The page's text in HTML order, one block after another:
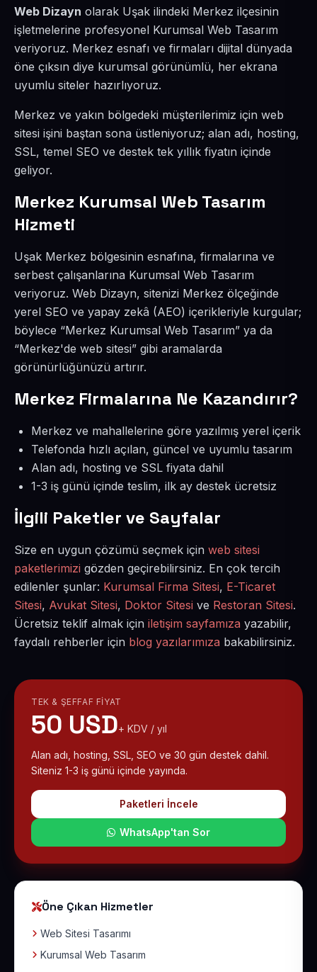
Web Dizayn olarak Uşak ilindeki Merkez ilçesinin
işletmelerine profesyonel Kurumsal Web Tasarım
veriyoruz. Merkez esnafı ve firmaları dijital dünyada
öne çıksın diye kurumsal görünümlü, her ekrana
uyumlu siteler hazırlıyoruz.
Merkez ve yakın bölgedeki müşterilerimiz için web
sitesi işini baştan sona üstleniyoruz; alan adı, hosting,
SSL, temel SEO ve destek tek yıllık fiyatın içinde
geliyor.
Merkez Kurumsal Web Tasarım
Hizmeti
Uşak Merkez bölgesinin esnafına, firmalarına ve
serbest çalışanlarına Kurumsal Web Tasarım
veriyoruz. Web Dizayn, sitenizi Merkez ölçeğinde
yerel SEO ve yapay zekâ (AEO) içerikleriyle kurgular;
böylece “Merkez Kurumsal Web Tasarım” ya da
“Merkez'de web sitesi” gibi aramalarda
görünürlüğünüzü artırır.
Merkez Firmalarına Ne Kazandırır?
Merkez ve mahallelerine göre yazılmış yerel içerik
Telefonda hızlı açılan, güncel ve uyumlu tasarım
Alan adı, hosting ve SSL fiyata dahil
1-3 iş günü içinde teslim, ilk ay destek ücretsiz
İlgili Paketler ve Sayfalar
Size en uygun çözümü seçmek için web sitesi
paketlerimizi gözden geçirebilirsiniz. En çok tercih
edilenler şunlar: Kurumsal Firma Sitesi, E-Ticaret
Sitesi, Avukat Sitesi, Doktor Sitesi ve Restoran Sitesi.
Ücretsiz teklif almak için iletişim sayfamıza yazabilir,
faydalı rehberler için blog yazılarımıza bakabilirsiniz.
TEK & ŞEFFAF FIYAT
50 USD+ KDV / yıl
Alan adı, hosting, SSL, SEO ve 30 gün destek dahil.
Siteniz 1-3 iş günü içinde yayında.
Paketleri İncele
WhatsApp'tan Sor
Öne Çıkan Hizmetler
Web Sitesi Tasarımı
Kurumsal Web Tasarım